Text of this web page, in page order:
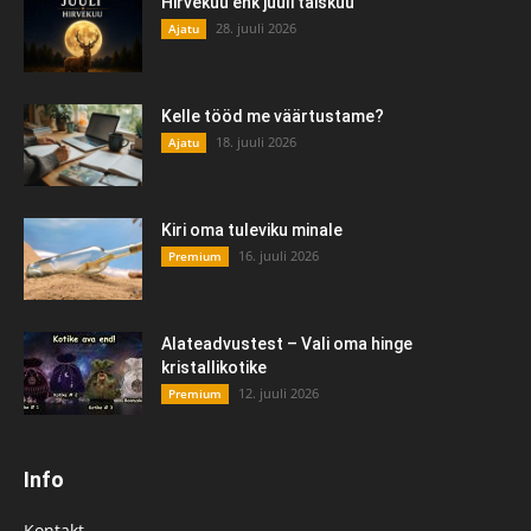
Ajatu 28. juuli 2026
Kelle tööd me väärtustame?
Ajatu 18. juuli 2026
Kiri oma tuleviku minale
Premium 16. juuli 2026
Alateadvustest – Vali oma hinge
kristallikotike
Premium 12. juuli 2026
Info